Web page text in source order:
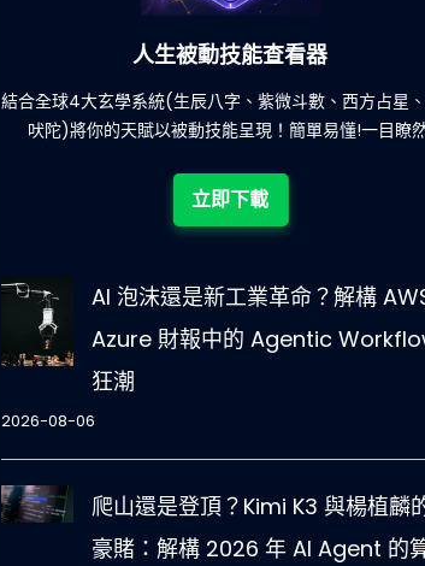
人生被動技能查看器
結合全球4大玄學系統(生辰八字、紫微斗數、西方占星
吠陀)將你的天賦以被動技能呈現！簡單易懂!一目瞭
立即下載
AI 泡沫還是新工業革命？解構
Azure 財報中的 Agentic
狂潮
2026-08-06
爬山還是登頂？Kimi K3 與楊植麟
豪賭：解構 2026 年 AI Agent 的